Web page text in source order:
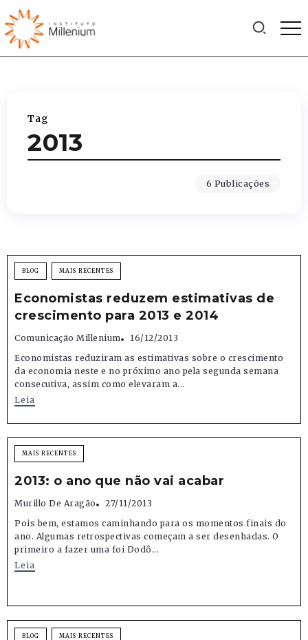
Tag
2013
6 Publicações
BLOG MAIS RECENTES
Economistas reduzem estimativas de
crescimento para 2013 e 2014
Comunicação Millenium
16/12/2013
Economistas reduziram as estimativas sobre o crescimento
da economia neste e no próximo ano pela segunda semana
consecutiva, assim como elevaram a...
Leia
MAIS RECENTES
2013: o ano que não vai acabar
Murillo De Aragão
27/11/2013
Pois bem, estamos caminhando para os momentos finais do
ano. Algumas retrospectivas começam a ser desenhadas. O
primeiro a fazer uma foi Dodô...
Leia
BLOG MAIS RECENTES